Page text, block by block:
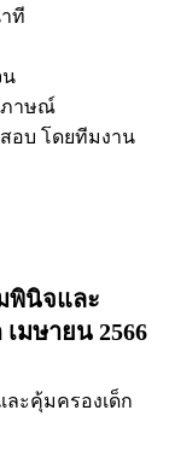
ที
น
ภาษณ์
อบ โดยทีมงาน
พินิจและ
มษายน 2566